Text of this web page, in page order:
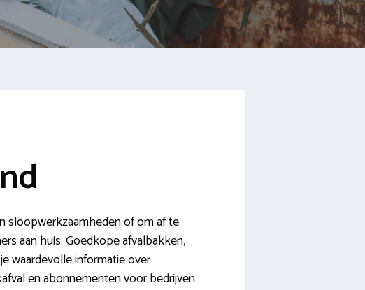
sloopwerkzaamheden of om af te
aan huis. Goedkope afvalbakken,
waardevolle informatie over
en abonnementen voor bedrijven.